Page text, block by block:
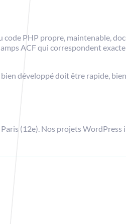
PHP propre, maintenable,
ACF qui correspondent
développé doit être rapide,
(12e). Nos projets WordPress